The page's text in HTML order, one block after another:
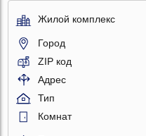
Жилой комплекс
Город
ZIP код
Адрес
Тип
Комнат